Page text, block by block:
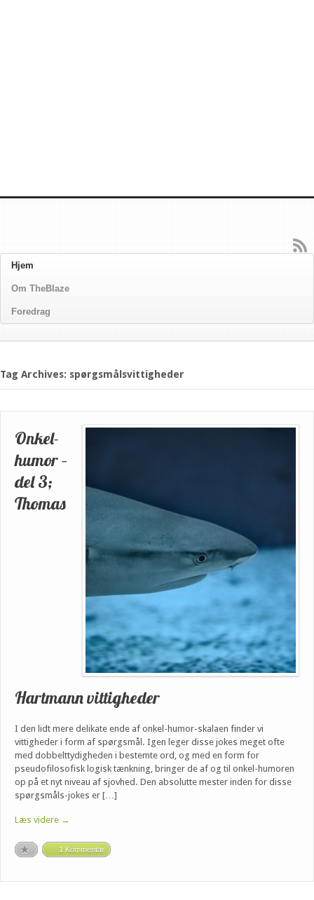
Hjem
Om TheBlaze
Foredrag
Tag Archives: spørgsmålsvittigheder
Onkel-
humor –
del 3;
Thomas
Hartmann vittigheder
I den lidt mere delikate ende af onkel-humor-skalaen finder vi
vittigheder i form af spørgsmål. Igen leger disse jokes meget ofte
med dobbelttydigheden i bestemte ord, og med en form for
pseudofilosofisk logisk tænkning, bringer de af og til onkel-humoren
op på et nyt niveau af sjovhed. Den absolutte mester inden for disse
spørgsmåls-jokes er […]
Læs videre →
1 Kommentar